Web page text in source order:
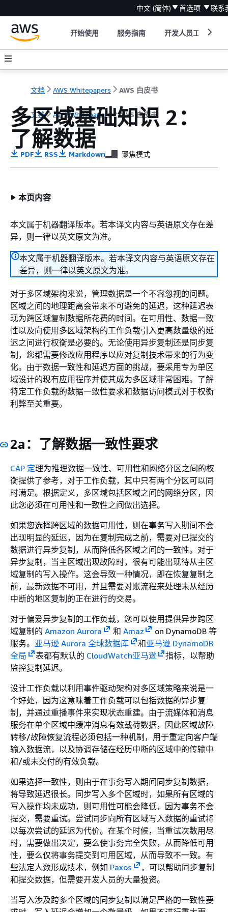
中文 (简体) 首选项 联系
开始使用 服务指南 开发人员工具
文档 AWS Whitepapers AWS 白皮书
文档 AWS Whitepapers AWS 白皮书
多区域基础知识 2：
了解数据
PDF RSS Markdown 聚焦模式
本页内容
本文属于机器翻译版本。若本译文内容与英语原文存在差
异，则一律以英文原文为准。
本文属于机器翻译版本。若本译文内容与英语原文存在
差异，则一律以英文原文为准。
对于多区域架构来说，管理数据是一个不容忽视的问题。
区域之间的地理距离会带来不可避免的延迟，这种延迟表
现为跨区域复制数据所花费的时间。在可用性、数据一致
性以及向使用多区域架构的工作负载引入更高数量级的延
迟之间进行权衡是必要的。无论使用异步复制还是同步复
制，您都需要修改应用程序以应对复制技术带来的行为变
化。由于数据一致性和延迟方面的挑战，要采用专为单区
域设计的现有应用程序并使其成为多区域非常困难。了解
特定工作负载的数据一致性要求和数据访问模式对于权衡
利弊至关重要。
2a：了解数据一致性要求
CAP 定理为推理数据一致性、可用性和网络分区之间的权
衡提供了参考，对于工作负载，其中只有两个分区可以同
时满足。根据定义，多区域包括区域之间的网络分区，因
此您必须在可用性和一致性之间做出选择。
如果您选择跨区域的数据可用性，则在事务写入期间不会
出现明显的延迟，因为在复制完成之前，需要对已提交的
数据进行异步复制，从而降低各区域之间的一致性。对于
异步复制，当主区域出现故障时，很有可能出现待从主区
域复制的写入操作。这会导致一种情况，即在恢复复制之
前，最新数据不可用，并且需要对账流程来处理未从经历
中断的地区复制的正在进行的交易。
对于偏爱异步复制的工作负载，您可以使用提供异步跨区
域复制的 Amazon Aurora 和 Amaz
on DynamoDB 等
服务。 亚马逊 Aurora 全球数据库 和亚马逊 DynamoDB
全局
表都有默认的 CloudWatch亚马逊
指标，以帮助
监控复制延迟。
设计工作负载以利用事件驱动架构对多区域策略来说是一
个好处，因为这意味着工作负载可以包括数据的异步复
制，并通过重播事件来实现状态重建。由于流媒体和消息
服务在单个区域中缓冲消息有效载荷数据，因此区域故障
转移/故障恢复流程必须包括一种机制，用于重定向客户端
输入数据流，以及协调存储在经历中断的区域中的传输中
和/或未交付的有效负载。
如果选择一致性，则由于在事务写入期间同步复制数据，
将导致延迟很长。同步写入多个区域时，如果所有区域的
写入操作均未成功，则可用性可能会降低，因为事务不会
提交，需要重试。尝试同步向所有区域写入数据的重试将
以每次尝试的延迟为代价。在某个时候，当重试次数用尽
时，需要做出决定，要么使事务完全失败，从而降低可用
性，要么仅将事务提交到可用区域，从而导致不一致。有
些法定人数形成技术，例如 Paxos
，可以帮助同步复制
和提交数据，但需要开发人员的大量投资。
当写入涉及跨多个区域的同步复制以满足严格的一致性要